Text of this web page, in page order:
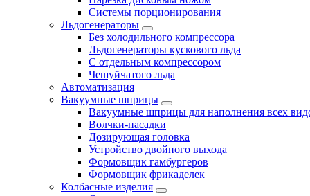
Системы порционирования
Льдогенераторы
Без холодильного компрессора
Льдогенераторы кускового льда
С отдельным компрессором
Чешуйчатого льда
Автоматизация
Вакуумные шприцы
Вакуумные шприцы для наполнения всех
Волчки-насадки
Дозирующая головка
Устройство двойного выхода
Формовщик гамбургеров
Формовщик фрикаделек
Колбасные изделия